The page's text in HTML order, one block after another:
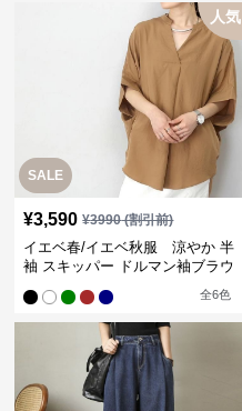
SALE
人気
¥3,590 ¥3990(割引前)
イエベ春/イエベ秋服 涼やか 半
袖 スキッパー ドルマン袖ブラウ
全6色